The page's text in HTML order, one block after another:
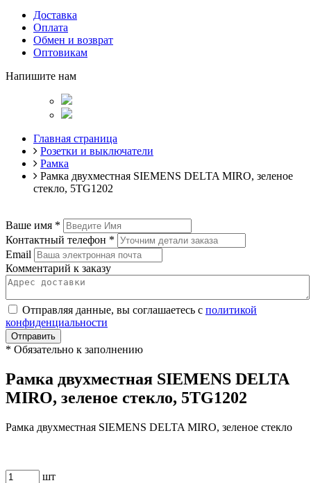
Доставка
Оплата
Обмен и возврат
Оптовикам
Напишите нам
Главная страница
Розетки и выключатели
Рамка
Рамка двухместная SIEMENS DELTA MIRO, зеленое
стекло, 5TG1202
Ваше имя *
Контактный телефон *
Email
Комментарий к заказу
Отправляя данные, вы соглашаетесь с политикой
конфиденциальности
Отправить
* Обязательно к заполнению
Рамка двухместная SIEMENS DELTA
MIRO, зеленое стекло, 5TG1202
Рамка двухместная SIEMENS DELTA MIRO, зеленое стекло
шт